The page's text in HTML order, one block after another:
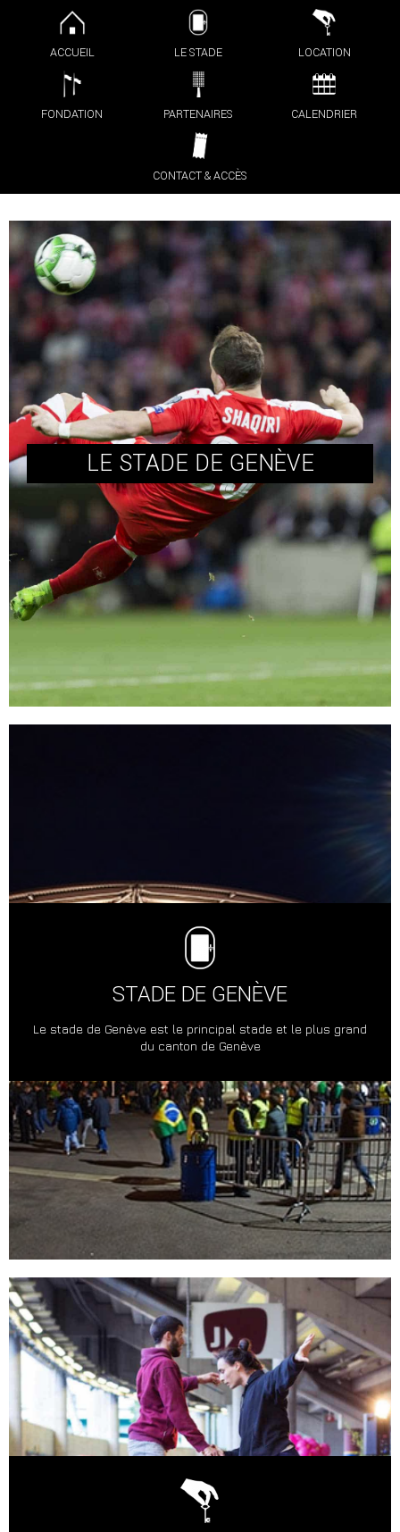
ACCUEIL LE STADE LOCATION
FONDATION PARTENAIRES CALENDRIER
CONTACT & ACCÈS
LE STADE DE GENÈVE
STADE DE GENÈVE
Le stade de Genève est le principal stade et le plus grand
du canton de Genève